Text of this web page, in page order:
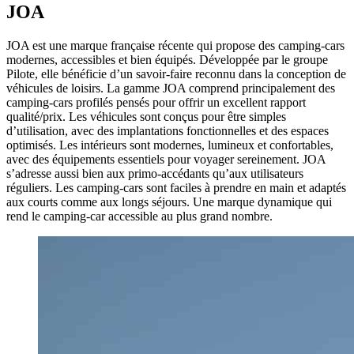
JOA
JOA est une marque française récente qui propose des camping-cars
modernes, accessibles et bien équipés. Développée par le groupe
Pilote, elle bénéficie d’un savoir-faire reconnu dans la conception de
véhicules de loisirs. La gamme JOA comprend principalement des
camping-cars profilés pensés pour offrir un excellent rapport
qualité/prix. Les véhicules sont conçus pour être simples
d’utilisation, avec des implantations fonctionnelles et des espaces
optimisés. Les intérieurs sont modernes, lumineux et confortables,
avec des équipements essentiels pour voyager sereinement. JOA
s’adresse aussi bien aux primo-accédants qu’aux utilisateurs
réguliers. Les camping-cars sont faciles à prendre en main et adaptés
aux courts comme aux longs séjours. Une marque dynamique qui
rend le camping-car accessible au plus grand nombre.